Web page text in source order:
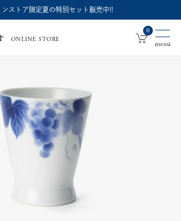
ンストア限定夏の特別セット販売中!!
深
ONLINE STORE
0